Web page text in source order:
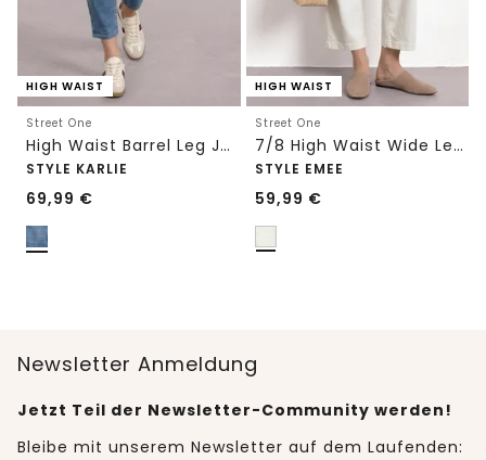
HIGH WAIST
Street One
High Waist Barrel Leg Jeans im Loose Fit
STYLE KARLIE
69,99 €
HIGH WAIST
Street One
7/8 High Waist Wide Leg Jeans im Loose Fit
STYLE EMEE
59,99 €
Newsletter Anmeldung
Jetzt Teil der Newsletter-Community werden!
Bleibe mit unserem Newsletter auf dem Laufenden: